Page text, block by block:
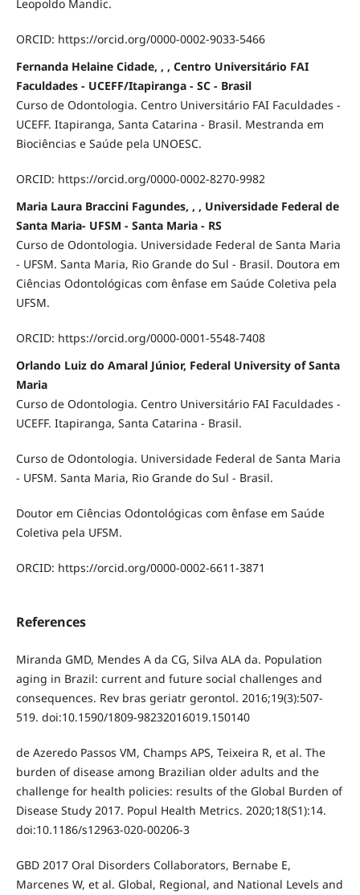
Leopoldo Mandic.
ORCID: https://orcid.org/0000-0002-9033-5466
Fernanda Helaine Cidade, , , Centro Universitário FAI
Faculdades - UCEFF/Itapiranga - SC - Brasil
Curso de Odontologia. Centro Universitário FAI Faculdades -
UCEFF. Itapiranga, Santa Catarina - Brasil. Mestranda em
Biociências e Saúde pela UNOESC.
ORCID: https://orcid.org/0000-0002-8270-9982
Maria Laura Braccini Fagundes, , , Universidade Federal de
Santa Maria- UFSM - Santa Maria - RS
Curso de Odontologia. Universidade Federal de Santa Maria
- UFSM. Santa Maria, Rio Grande do Sul - Brasil. Doutora em
Ciências Odontológicas com ênfase em Saúde Coletiva pela
UFSM.
ORCID: https://orcid.org/0000-0001-5548-7408
Orlando Luiz do Amaral Júnior, Federal University of Santa
Maria
Curso de Odontologia. Centro Universitário FAI Faculdades -
UCEFF. Itapiranga, Santa Catarina - Brasil.
Curso de Odontologia. Universidade Federal de Santa Maria
- UFSM. Santa Maria, Rio Grande do Sul - Brasil.
Doutor em Ciências Odontológicas com ênfase em Saúde
Coletiva pela UFSM.
ORCID: https://orcid.org/0000-0002-6611-3871
References
Miranda GMD, Mendes A da CG, Silva ALA da. Population
aging in Brazil: current and future social challenges and
consequences. Rev bras geriatr gerontol. 2016;19(3):507-
519. doi:10.1590/1809-98232016019.150140
de Azeredo Passos VM, Champs APS, Teixeira R, et al. The
burden of disease among Brazilian older adults and the
challenge for health policies: results of the Global Burden of
Disease Study 2017. Popul Health Metrics. 2020;18(S1):14.
doi:10.1186/s12963-020-00206-3
GBD 2017 Oral Disorders Collaborators, Bernabe E,
Marcenes W, et al. Global, Regional, and National Levels and